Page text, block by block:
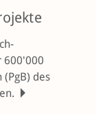
600'000
des